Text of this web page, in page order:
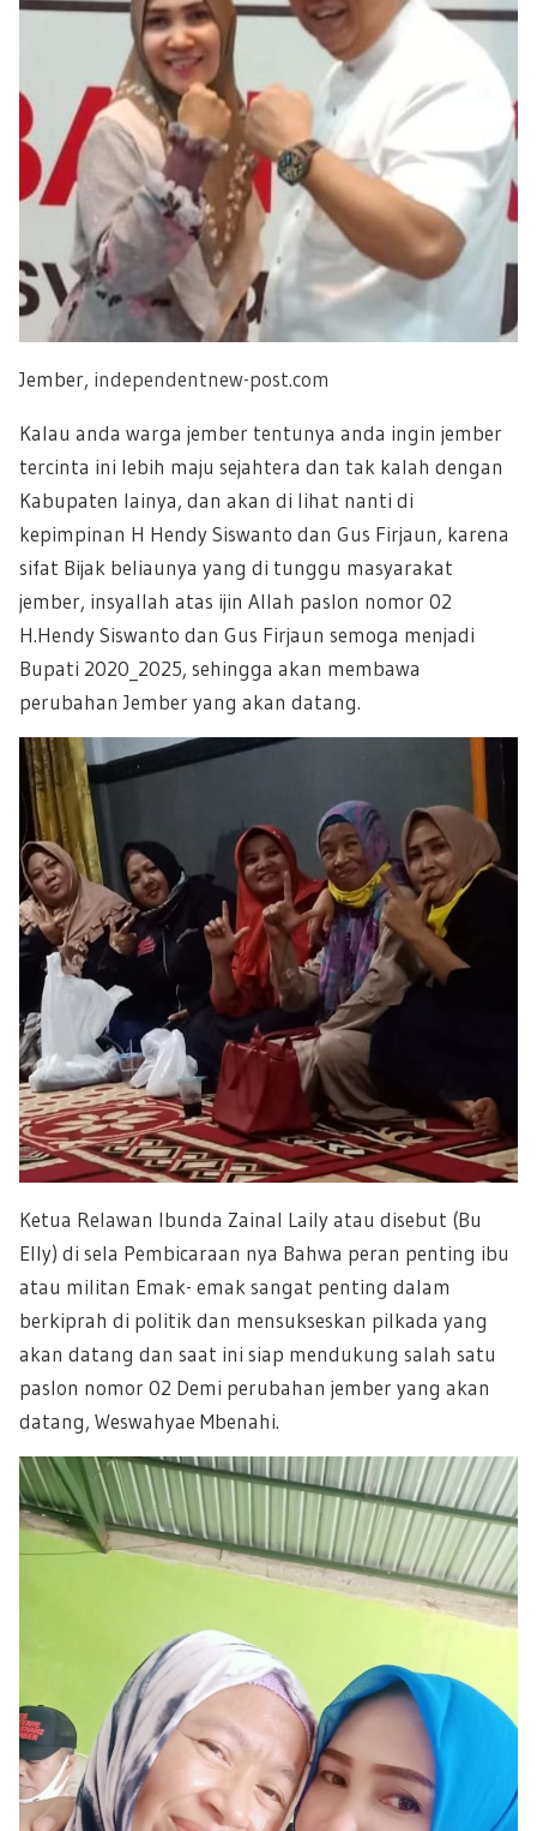
Jember, independentnew-post.com
Kalau anda warga jember tentunya anda ingin jember
tercinta ini lebih maju sejahtera dan tak kalah dengan
Kabupaten lainya, dan akan di lihat nanti di
kepimpinan H Hendy Siswanto dan Gus Firjaun, karena
sifat Bijak beliaunya yang di tunggu masyarakat
jember, insyallah atas ijin Allah paslon nomor 02
H.Hendy Siswanto dan Gus Firjaun semoga menjadi
Bupati 2020_2025, sehingga akan membawa
perubahan Jember yang akan datang.
Ketua Relawan Ibunda Zainal Laily atau disebut (Bu
Elly) di sela Pembicaraan nya Bahwa peran penting ibu
atau militan Emak- emak sangat penting dalam
berkiprah di politik dan mensukseskan pilkada yang
akan datang dan saat ini siap mendukung salah satu
paslon nomor 02 Demi perubahan jember yang akan
datang, Weswahyae Mbenahi.